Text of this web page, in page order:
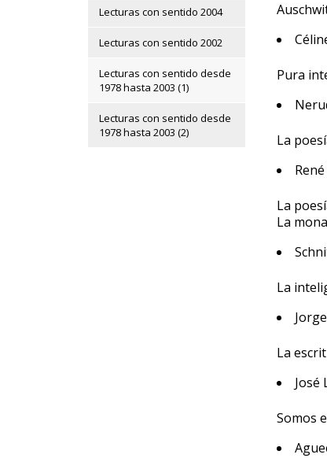
Lecturas con sentido 2004
Lecturas con sentido 2002
Lecturas con sentido desde
1978 hasta 2003 (1)
Lecturas con sentido desde
1978 hasta 2003 (2)
Pura
La
La
La
La
La
José
Somos